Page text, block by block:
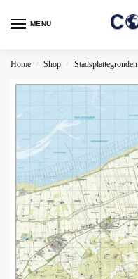
MENU
Home / Shop / Stadsplattegronden